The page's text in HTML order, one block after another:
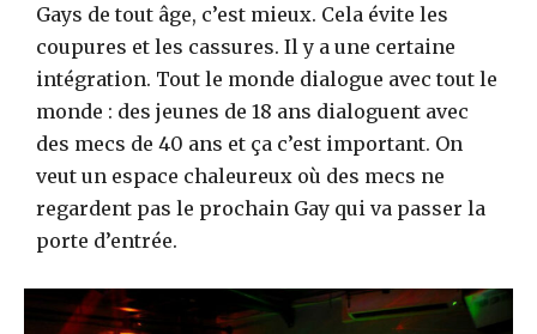
Gays de tout âge, c’est mieux. Cela évite les
coupures et les cassures. Il y a une certaine
intégration. Tout le monde dialogue avec tout le
monde : des jeunes de 18 ans dialoguent avec
des mecs de 40 ans et ça c’est important. On
veut un espace chaleureux où des mecs ne
regardent pas le prochain Gay qui va passer la
porte d’entrée.